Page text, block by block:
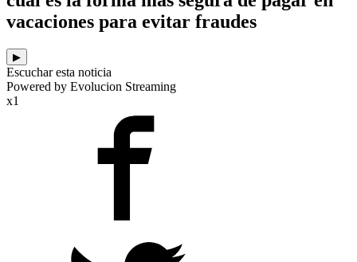
vacaciones para evitar fraudes
▶
Escuchar esta noticia
Powered by Evolucion Streaming
x1